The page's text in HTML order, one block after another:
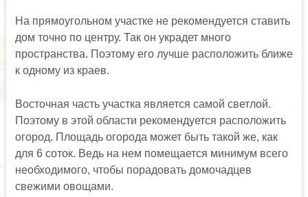
На прямоугольном участке не рекомендуется ставить
дом точно по центру. Так он украдет много
пространства. Поэтому его лучше расположить ближе
к одному из краев.
Восточная часть участка является самой светлой.
Поэтому в этой области рекомендуется расположить
огород. Площадь огорода может быть такой же, как
для 6 соток. Ведь на нем помещается минимум всего
необходимого, чтобы порадовать домочадцев
свежими овощами.